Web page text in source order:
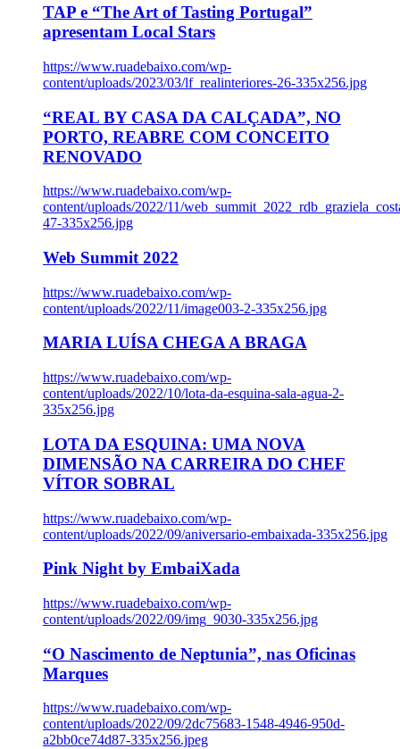
TAP e “The Art of Tasting Portugal”
apresentam Local Stars
https://www.ruadebaixo.com/wp-
content/uploads/2023/03/lf_realinteriores-26-335x256.jpg
“REAL BY CASA DA CALÇADA”, NO
PORTO, REABRE COM CONCEITO
RENOVADO
https://www.ruadebaixo.com/wp-
content/uploads/2022/11/
47-335x256.jpg
Web Summit 2022
https://www.ruadebaixo.com/wp-
content/uploads/2022/11/image003-2-335x256.jpg
MARIA LUÍSA CHEGA A BRAGA
https://www.ruadebaixo.com/wp-
content/uploads/2022/10/lota-da-esquina-sala-agua-2-
335x256.jpg
LOTA DA ESQUINA: UMA NOVA
DIMENSÃO NA CARREIRA DO CHEF
VÍTOR SOBRAL
https://www.ruadebaixo.com/wp-
content/uploads/2022/09/aniversario-embaixada-335x256.jpg
Pink Night by EmbaiXada
https://www.ruadebaixo.com/wp-
content/uploads/2022/09/img_9030-335x256.jpg
“O Nascimento de Neptunia”, nas Oficinas
Marques
https://www.ruadebaixo.com/wp-
content/uploads/2022/09/2dc75683-1548-4946-950d-
a2bb0ce74d87-335x256.jpeg